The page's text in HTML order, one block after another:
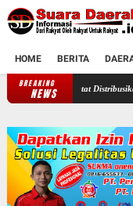
HOME BERITA
BREAKING
NEWS Selama